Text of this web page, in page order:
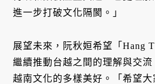
進一步打破文化隔閡。」
展望未來，阮秋姮希望「Hang
繼續推動台越之間的理解與交
越南文化的多樣美好。「希望